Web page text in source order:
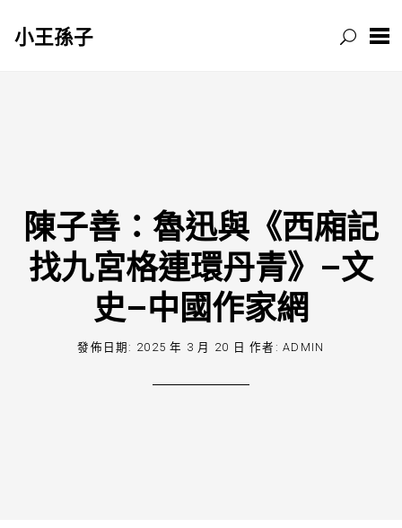
小王孫子
陳子善：魯迅與《西廂記
找九宮格連環丹青》–文
史–中國作家網
發佈日期: 2025 年 3 月 20 日 作者:ADMIN